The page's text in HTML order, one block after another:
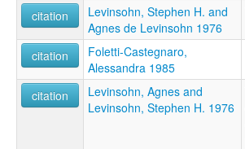
citation
Levinsohn, Stephen H. and
Agnes de Levinsohn 1976
citation
Foletti-Castegnaro,
Alessandra 1985
citation
Levinsohn, Agnes and
Levinsohn, Stephen H. 1976